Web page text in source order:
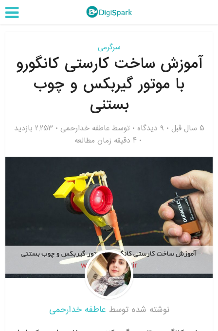
سرگرمی
آموزش ساخت کارستی کانگورو
با موتور گیربکس و چوب
بستنی
5 سال قبل ۹ دیدگاه توسط عاطفه خدارحمی
2,253 بازدید
4 دقیقه زمان مطالعه
نوشته شده توسط عاطفه خدارحمی